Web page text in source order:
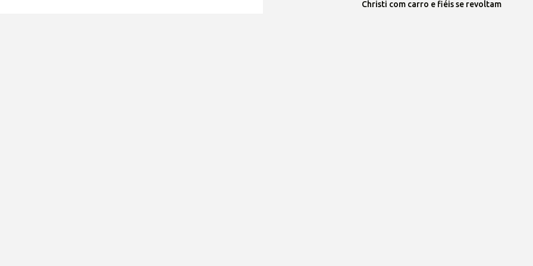
Christi com carro e fiéis se revoltam